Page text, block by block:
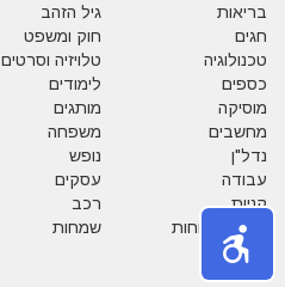
בריאות
גיל הזהב
חגים
חוק ומשפט
טכנולוגיה
טלויזיה וסרטים
כספים
לימודים
מוסיקה
מותגים
מחשבים
משפחה
נדל"ן
נופש
עבודה
עסקים
קניות
רכב
שירות לקוחות
שמחות
תזונה